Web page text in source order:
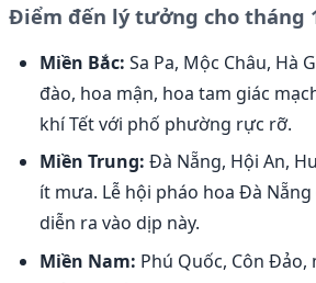
Điểm đến lý tưởng cho tháng
Miền Bắc: Sa Pa, Mộc Châu, Hà
đào, hoa mận, hoa tam giác
khí Tết với phố phường rực rỡ.
Miền Trung: Đà Nẵng, Hội An,
ít mưa. Lễ hội pháo hoa Đà
diễn ra vào dịp này.
Miền Nam: Phú Quốc, Côn